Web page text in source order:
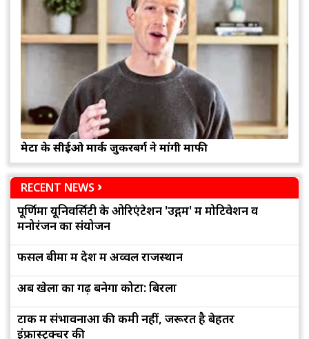
मेटा के सीईओ मार्क जुकरबर्ग ने मांगी माफी
RECENT NEWS
पूर्णिमा यूनिवर्सिटी के ओरिएंटेशन 'उद्गम' में मोटिवेशन व
मनोरंजन का संयोजन
फसल बीमा में देश में अव्वल राजस्थान
अब खेलों का गढ़ बनेगा कोटा: बिरला
टोंक में संभावनाओं की कमी नहीं, जरूरत है बेहतर
इंफ्रास्ट्रक्चर की